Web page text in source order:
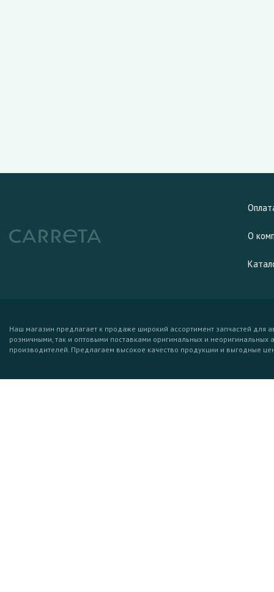
О
Наш магазин предлагает к продаже широкий ассортимент запчастей для
розничными, так и оптовыми поставками оригинальных и неоригинальных
производителей. Предлагаем высокое качество продукции и выгодные